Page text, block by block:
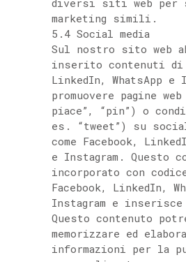
marketing simili.
5.4 Social media
Sul nostro sito web
inserito contenuti di
LinkedIn, WhatsApp e
promuovere pagine
piace”, “pin”) o
es. “tweet”) su
come Facebook,
e Instagram. Questo
incorporato con
Facebook, LinkedIn,
Instagram e
Questo contenuto
memorizzare ed
informazioni per la